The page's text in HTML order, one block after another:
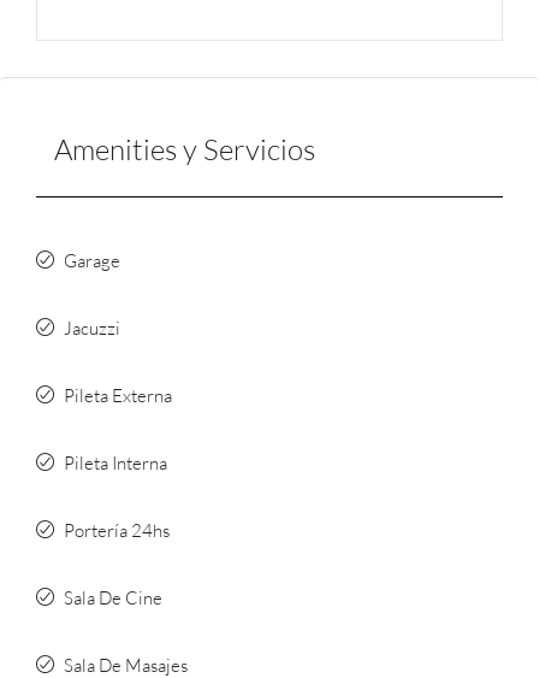
Amenities y Servicios
Garage
Jacuzzi
Pileta Externa
Pileta Interna
Portería 24hs
Sala De Cine
Sala De Masajes